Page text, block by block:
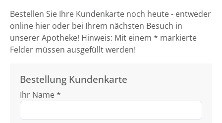
Bestellen Sie Ihre Kundenkarte noch heute - entweder
online hier oder bei Ihrem nächsten Besuch in
unserer Apotheke! Hinweis: Mit einem * markierte
Felder müssen ausgefüllt werden!
Bestellung Kundenkarte
Ihr Name *